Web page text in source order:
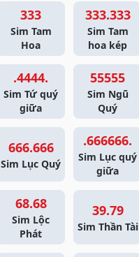
333
Sim Tam
Hoa
333.333
Sim Tam
hoa kép
.4444.
Sim Tứ quý
giữa
55555
Sim Ngũ
Quý
666.666
Sim Lục Quý
.666666.
Sim Lục quý
giữa
68.68
Sim Lộc
Phát
39.79
Sim Thần Tài